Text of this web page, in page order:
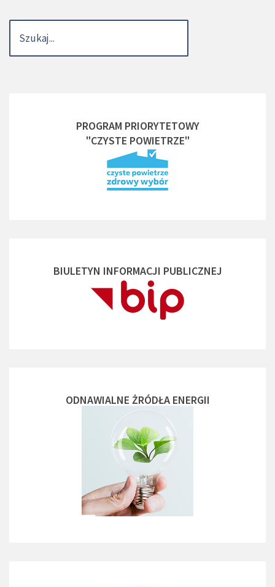
PROGRAM PRIORYTETOWY
"CZYSTE POWIETRZE"
BIULETYN INFORMACJI PUBLICZNEJ
ODNAWIALNE ŻRÓDŁA ENERGII